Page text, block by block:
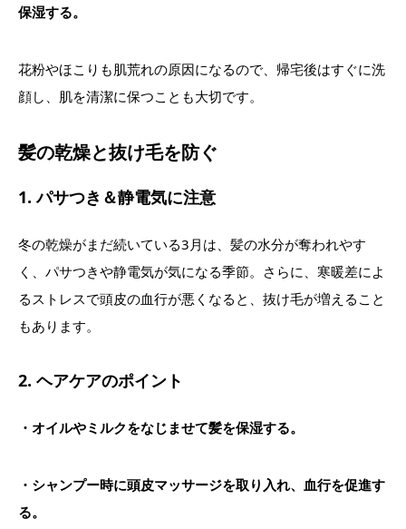
保湿する。
花粉やほこりも肌荒れの原因になるので、帰宅後はすぐに洗
顔し、肌を清潔に保つことも大切です。
髪の乾燥と抜け毛を防ぐ
1. パサつき＆静電気に注意
冬の乾燥がまだ続いている3月は、髪の水分が奪われやす
く、パサつきや静電気が気になる季節。さらに、寒暖差によ
るストレスで頭皮の血行が悪くなると、抜け毛が増えること
もあります。
2. ヘアケアのポイント
・オイルやミルクをなじませて髪を保湿する。
・シャンプー時に頭皮マッサージを取り入れ、血行を促進す
る。